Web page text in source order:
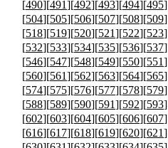
[490][491][492][493][494][495
[504][505][506][507][508][509
[518][519][520][521][522][523
[532][533][534][535][536][537
[546][547][548][549][550][551
[560][561][562][563][564][565
[574][575][576][577][578][579
[588][589][590][591][592][593
[602][603][604][605][606][607
[616][617][618][619][620][621